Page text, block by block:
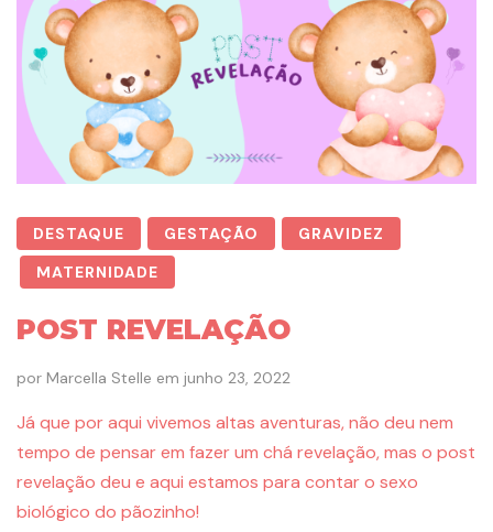
DESTAQUE GESTAÇÃO
GRAVIDEZ
MATERNIDADE
POST REVELAÇÃO
por Marcella Stelle em junho 23, 2022
Já que por aqui vivemos altas aventuras, não deu nem
tempo de pensar em fazer um chá revelação, mas o post
revelação deu e aqui estamos para contar o sexo
biológico do pãozinho!